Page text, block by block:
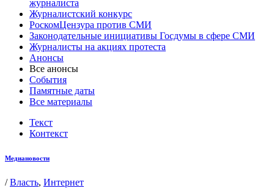
журналиста
Журналистский конкурс
РоскомЦензура против СМИ
Законодательные инициативы Госдумы в сфере СМИ
Журналисты на акциях протеста
Анонсы
Все анонсы
События
Памятные даты
Все материалы
Текст
Контекст
Медиановости
/Власть, Интернет